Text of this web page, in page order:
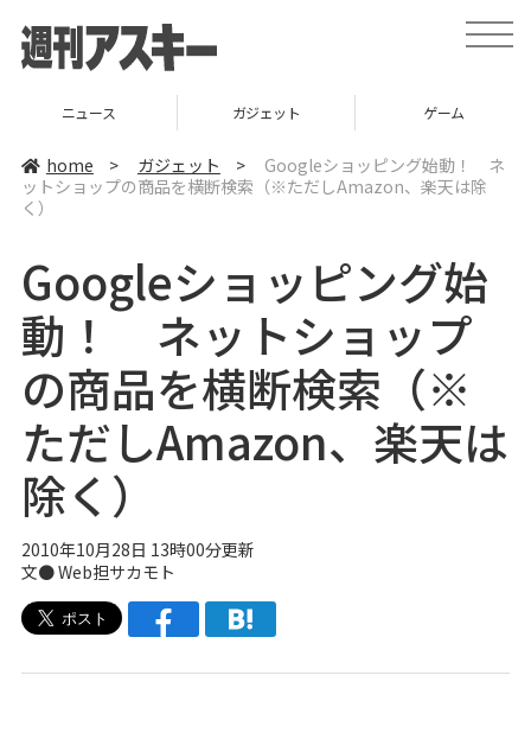
t
o
v
ニュース ガジェット ゲーム
home > ガジェット >
Googleショッピング始動！ ネ
ットショップの商品を横断検索（※ただしAmazon、楽天は除
く）
Googleショッピング始
動！ ネットショップ
の商品を横断検索（※
ただしAmazon、楽天は
除く）
2010年10月28日 13時00分更新
文● Web担サカモト